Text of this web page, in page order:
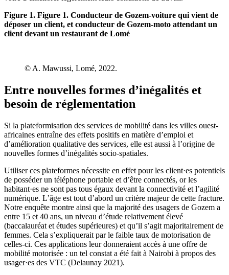
Figure 1. Figure 1. Conducteur de Gozem-voiture qui vient de
déposer un client, et conducteur de Gozem-moto attendant un
client devant un restaurant de Lomé
© A. Mawussi, Lomé, 2022.
Entre nouvelles formes d’inégalités et
besoin de réglementation
Si la plateformisation des services de mobilité dans les villes ouest-
africaines entraîne des effets positifs en matière d’emploi et
d’amélioration qualitative des services, elle est aussi à l’origine de
nouvelles formes d’inégalités socio-spatiales.
Utiliser ces plateformes nécessite en effet pour les client·es potentiels
de posséder un téléphone portable et d’être connectés, or les
habitant·es ne sont pas tous égaux devant la connectivité et l’agilité
numérique. L’âge est tout d’abord un critère majeur de cette fracture.
Notre enquête montre ainsi que la majorité des usagers de Gozem a
entre 15 et 40 ans, un niveau d’étude relativement élevé
(baccalauréat et études supérieures) et qu’il s’agit majoritairement de
femmes. Cela s’expliquerait par le faible taux de motorisation de
celles-ci. Ces applications leur donneraient accès à une offre de
mobilité motorisée : un tel constat a été fait à Nairobi à propos des
usager·es des VTC (Delaunay 2021).